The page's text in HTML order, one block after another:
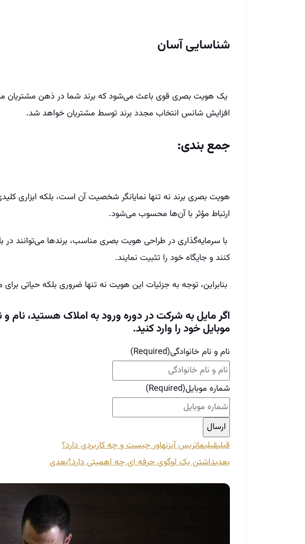
شناسایی آسان
یک هویت بصری قوی باعث می‌شود که برند شما در ذهن مشتریان
افزایش شانس انتخاب مجدد برند توسط مشتریان خواهد شد.
جمع بندی:
هویت بصری برند نه تنها نمایانگر شخصیت آن است، بلکه ابزاری
ارتباط مؤثر با آن‌ها محسوب می‌شود.
با سرمایه‌گذاری در طراحی هویت بصری مناسب، برندها می‌توانند در
کنند و جایگاه خود را تثبیت نمایند.
بنابراین، توجه به جزئیات این هویت نه تنها ضروری بلکه حیاتی
اگر مایل به شرکت در دوره ورود به املاک هستید، نام و
موبایل خود را وارد کنید.
نام و نام خانوادگی(Required)
شماره موبایل(Required)
قبلیقبلیماتریس آیزنهاور چیست و چه کاربردی دارد؟
بعدیداشتن یک لوگوی حرفه ای چه اهمیتی دارد؟بعدی